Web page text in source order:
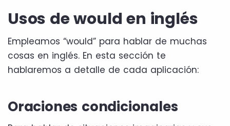
Usos de would en inglés
Empleamos “would” para hablar de muchas
cosas en inglés. En esta sección te
hablaremos a detalle de cada aplicación:
Oraciones condicionales